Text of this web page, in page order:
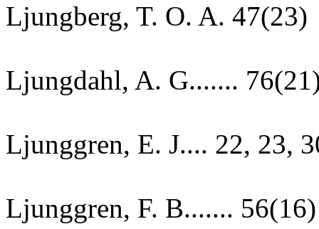
Ljungberg, T. O. A. 47(23)
Ljungdahl, A. G.......
Ljunggren, E. J.... 22, 23,
Ljunggren, F. B....... 56(16)